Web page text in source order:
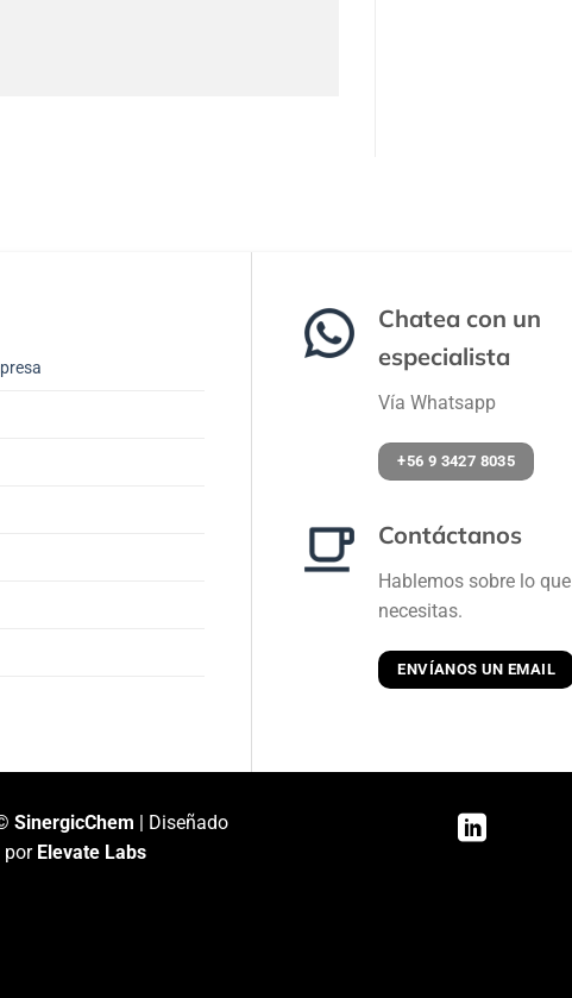
Chatea con un
especialista
Vía Whatsapp
+56 9 3427 8035
Contáctanos
Hablemos sobre lo que
necesitas.
ENVÍANOS UN EMAIL
SinergicChem | Diseñado
por Elevate Labs